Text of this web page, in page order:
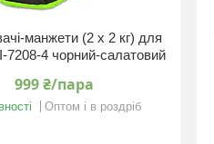
манжети (2 x 2 кг) для
7208-4 чорний-салатовий
999 ₴/пара
Оптом і в роздріб